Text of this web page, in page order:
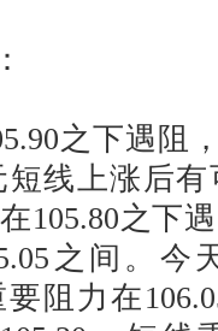
之下遇阻，
线上涨后
105.80之下
之间。
要阻力在